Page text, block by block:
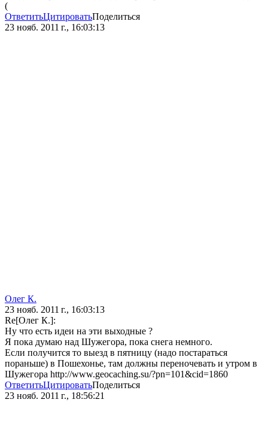
(
ОтветитьЦитироватьПоделиться
23 нояб. 2011 г., 16:03:13
Олег К.
23 нояб. 2011 г., 16:03:13
Re[Олег К.]:
Ну что есть идеи на эти выходные ?
Я пока думаю над Шужегора, пока снега немного.
Если получится то выезд в пятницу (надо постараться
пораньше) в Пошехонье, там должны переночевать и утром в
Шужегора http://www.geocaching.su/?pn=101&cid=1860
ОтветитьЦитироватьПоделиться
23 нояб. 2011 г., 18:56:21